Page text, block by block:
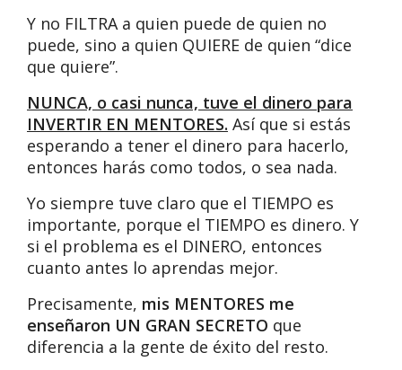
Y no FILTRA a quien puede de quien no
puede, sino a quien QUIERE de quien “dice
que quiere”.
NUNCA, o casi nunca, tuve el dinero para
INVERTIR EN MENTORES. Así que si estás
esperando a tener el dinero para hacerlo,
entonces harás como todos, o sea nada.
Yo siempre tuve claro que el TIEMPO es
importante, porque el TIEMPO es dinero. Y
si el problema es el DINERO, entonces
cuanto antes lo aprendas mejor.
Precisamente, mis MENTORES me
enseñaron UN GRAN SECRETO que
diferencia a la gente de éxito del resto.